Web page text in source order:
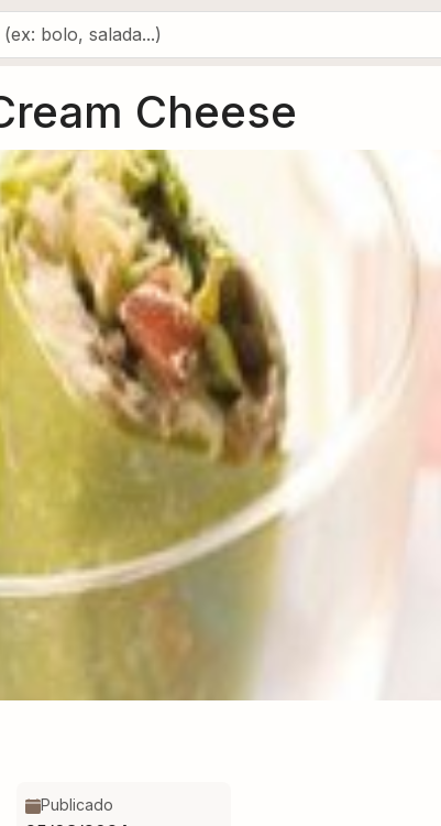
Cheese
Publicado